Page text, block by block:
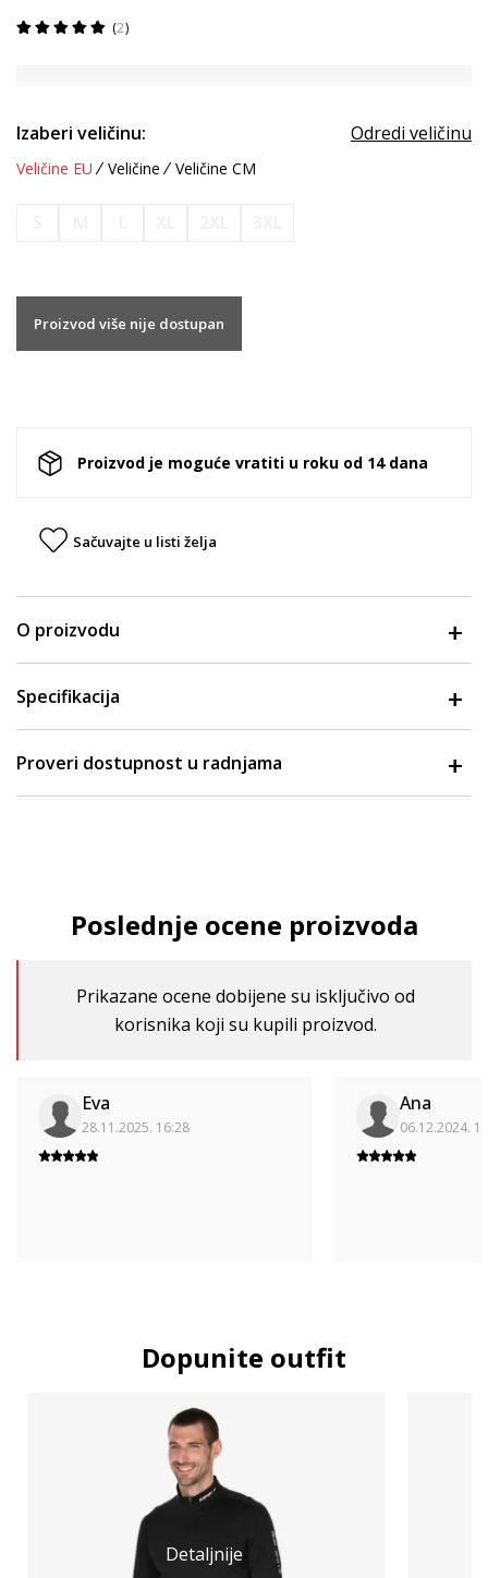
2
Izaberi veličinu: Odredi veličinu
Veličine EU Veličine Veličine CM
Proizvod više nije dostupan
Proizvod je moguće vratiti u roku od 14 dana
Sačuvajte u listi želja
O proizvodu
Specifikacija
Proveri dostupnost u radnjama
Poslednje ocene proizvoda
Prikazane ocene dobijene su isključivo od
korisnika koji su kupili proizvod.
Eva
28.11.2025. 16:28
Ana
06.12.2024.
Dopunite outfit
Detaljnije